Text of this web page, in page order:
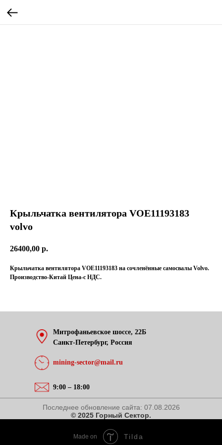
Крыльчатка вентилятора VOE11193183
volvo
26400,00 р.
Крыльчатка вентилятора VOE11193183 на сочленённые самосвалы Volvo.
Производство-Китай Цена-с НДС.
Митрофаньевское шоссе, 22Б
Санкт-Петербург, Россия
mining-sector@mail.ru
9:00 – 18:00
Последнее обновление сайта: 07.08.2026
© 2025 Горный Сектор.
Made on Tilda